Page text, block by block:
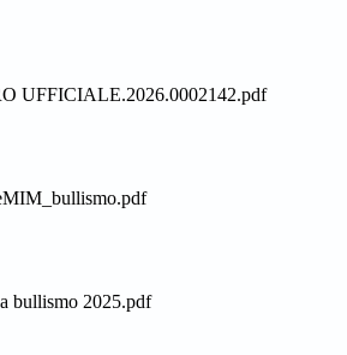
UFFICIALE.2026.0002142.pdf
bullismo 2025.pdf